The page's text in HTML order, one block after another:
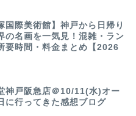
国際美術館】神戸から日帰り
の名画を一気見！混雑・ラン
要時間・料金まとめ【2026
神戸阪急店＠10/11(水)オー
に行ってきた感想ブログ